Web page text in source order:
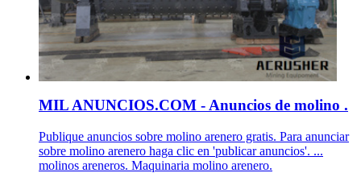
MIL ANUNCIOS.COM - Anuncios de molino .
Publique anuncios sobre molino arenero gratis. Para anunciar
sobre molino arenero haga clic en 'publicar anuncios'. ...
molinos areneros. Maquinaria molino arenero.